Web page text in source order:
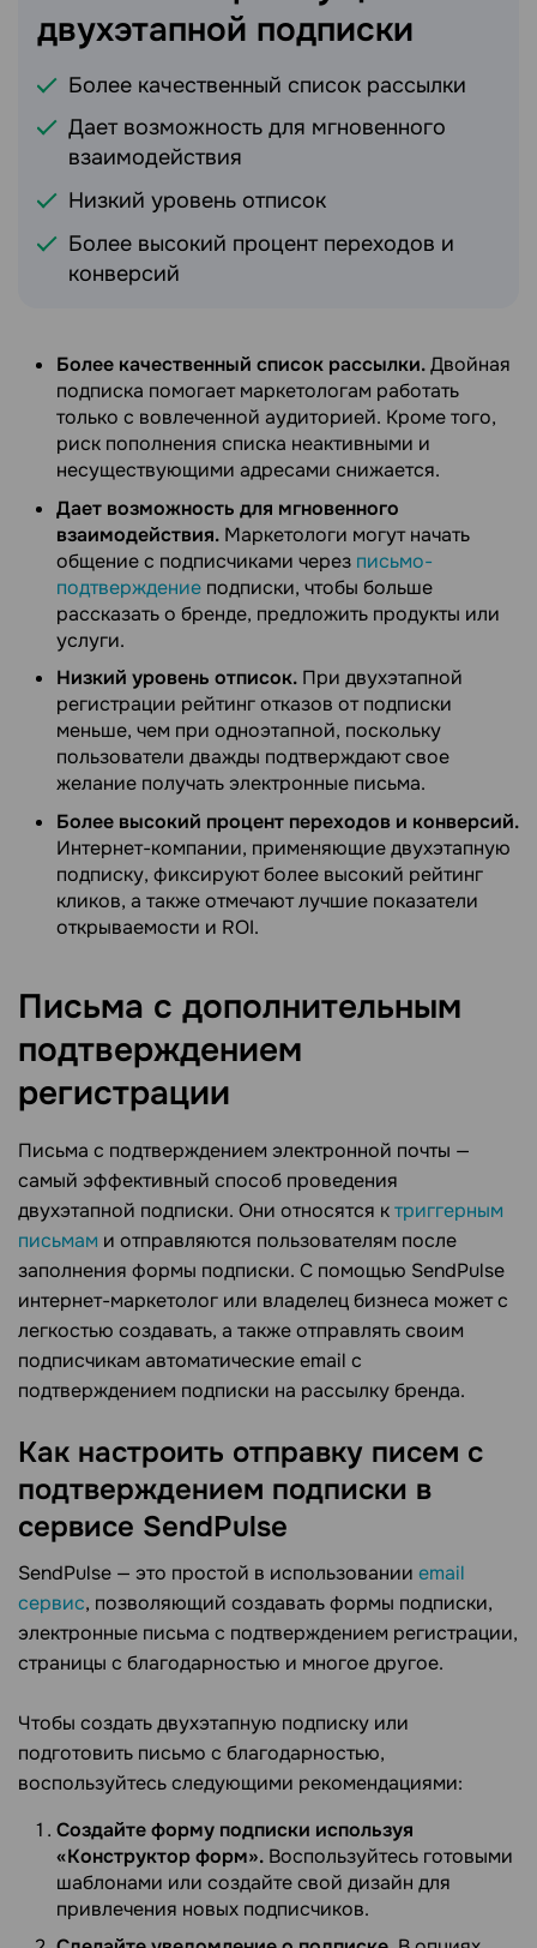
двухэтапной подписки
Более качественный список рассылки
Дает возможность для мгновенного
взаимодействия
Низкий уровень отписок
Более высокий процент переходов и
конверсий
Более качественный список рассылки.Двойная
подписка помогает маркетологам работать
только с вовлеченной аудиторией. Кроме того,
риск пополнения списка неактивными и
несуществующими адресами снижается.
Дает возможность для мгновенного
взаимодействия. Маркетологи могут начать
общение с подписчиками через письмо-
подтверждение подписки, чтобы больше
рассказать о бренде, предложить продукты или
услуги.
Низкий уровень отписок. При двухэтапной
регистрации рейтинг отказов от подписки
меньше, чем при одноэтапной, поскольку
пользователи дважды подтверждают свое
желание получать электронные письма.
Более высокий процент переходов и конверсий.
Интернет-компании, применяющие двухэтапную
подписку, фиксируют более высокий рейтинг
кликов, а также отмечают лучшие показатели
открываемости и ROI.
Письма с дополнительным
подтверждением
регистрации
Письма с подтверждением электронной почты —
самый эффективный способ проведения
двухэтапной подписки. Они относятся ктриггерным
письмам и отправляются пользователям после
заполнения формы подписки. С помощью SendPulse
интернет-маркетолог или владелец бизнеса может с
легкостью создавать, а также отправлять своим
подписчикам автоматические email с
подтверждением подписки на рассылку бренда.
Как настроить отправку писем с
подтверждением подписки в
сервисе SendPulse
SendPulse — это простой в использовании email
сервис, позволяющий создавать формы подписки,
электронные письма с подтверждением регистрации,
страницы с благодарностью и многое другое.
Чтобы создать двухэтапную подписку или
подготовить письмо с благодарностью,
воспользуйтесь следующими рекомендациями:
Создайте форму подписки используя
«Конструктор форм». Воспользуйтесь готовыми
шаблонами или создайте свой дизайн для
привлечения новых подписчиков.